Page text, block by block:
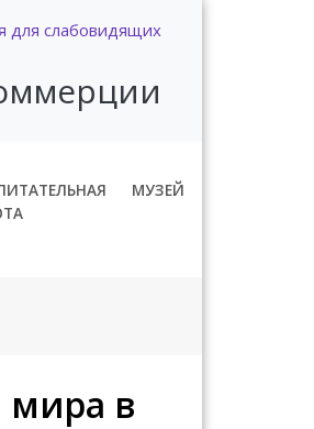
для слабовидящих
МУЗЕЙ
мира в